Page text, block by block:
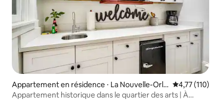
Appartement en résidence ⋅ La Nouvelle-Orlé
ans
Évaluation
4,77 (110)
Appartement historique dans le quartier des arts | À